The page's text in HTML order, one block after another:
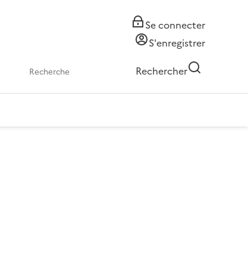
Se connecter
S'enregistrer
Rechercher